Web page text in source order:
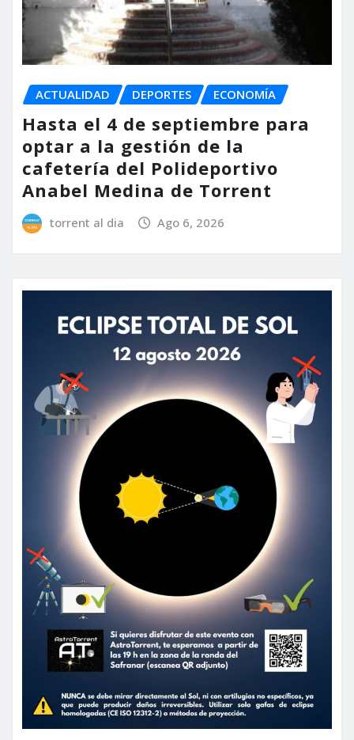
ACTUALIDAD DEPORTES ECONOMÍA
Hasta el 4 de septiembre para
optar a la gestión de la
cafetería del Polideportivo
Anabel Medina de Torrent
torrent al dia Ago 6, 2026